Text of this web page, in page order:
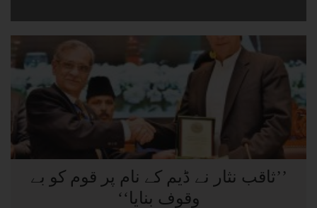
’’ثاقب نثار نے ڈیم کے نام پر قوم کو بے
وقوف بنایا‘‘